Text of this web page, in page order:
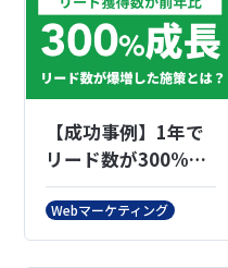
【成功事例】1年で
リード数が300%増
加したマーケティン
グ施策を具体的に紹
介します
Webマーケティング